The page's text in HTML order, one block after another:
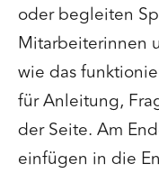
oder begleiten
Mitarbeiterinnen
wie das
für Anleitung,
der Seite. Am
einfügen in die